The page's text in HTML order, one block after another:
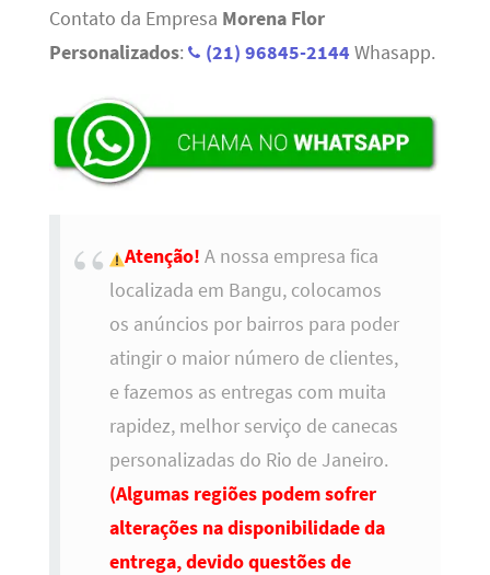
Contato da Empresa Morena Flor
Personalizados: (21) 96845-2144 Whasapp.
Atenção! A nossa empresa fica
localizada em Bangu, colocamos
os anúncios por bairros para poder
atingir o maior número de clientes,
e fazemos as entregas com muita
rapidez, melhor serviço de canecas
personalizadas do Rio de Janeiro.
(Algumas regiões podem sofrer
alterações na disponibilidade da
entrega, devido questões de